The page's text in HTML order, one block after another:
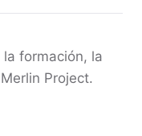
formación, la
Project.